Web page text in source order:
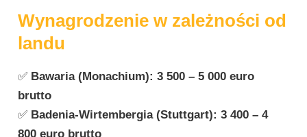
Wynagrodzenie w zależności od
landu
✅ Bawaria (Monachium): 3 500 – 5 000 euro
brutto
✅ Badenia-Wirtembergia (Stuttgart): 3 400 – 4
800 euro brutto